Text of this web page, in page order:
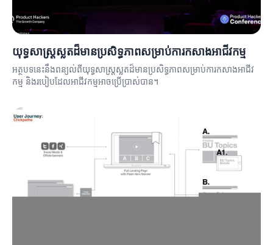
យុទ្ធសាស្ត្រស្លតដ៏មានប្រសិទ្ធភាពសម្រាប់ការកសាងអាជីវកម្ម
អត្ថបទនេះនឹងពន្យល់ពីយុទ្ធសាស្ត្រស្លតដ៏មានប្រសិទ្ធភាពសម្រាប់ការកសាងអាជីវ
កម្ម និងរបៀបដែលអាជីវកម្មអាចប្រើប្រាស់បាន។